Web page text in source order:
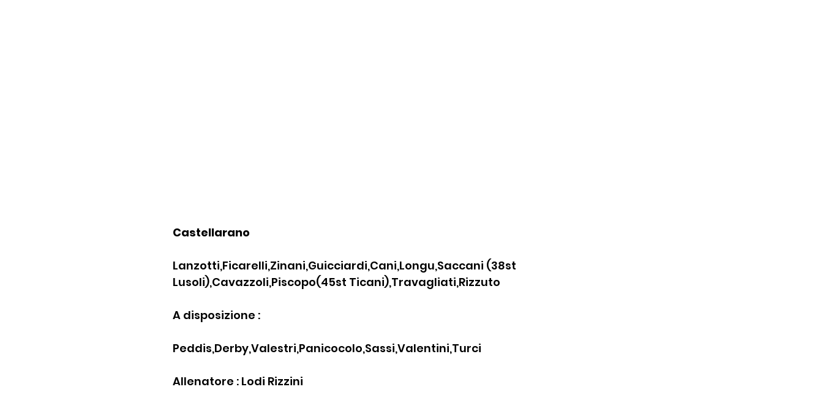
Castellarano
Lanzotti,Ficarelli,Zinani,Guicciardi,Cani,Longu,Saccani (38st
Lusoli),Cavazzoli,Piscopo(45st Ticani),Travagliati,Rizzuto
A disposizione :
Peddis,Derby,Valestri,Panicocolo,Sassi,Valentini,Turci
Allenatore : Lodi Rizzini